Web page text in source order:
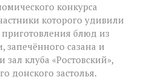
конкурса
которого удивили
блюд из
сазана и
клуба «Ростовский»,
донского застолья.